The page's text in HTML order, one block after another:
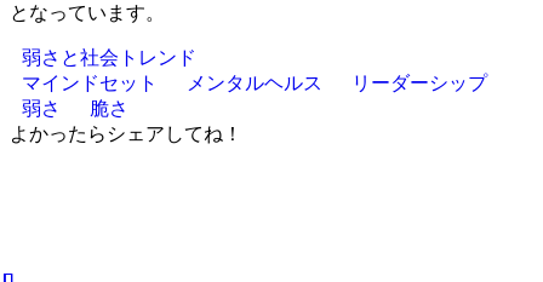
となっています。
弱さと社会トレンド
マインドセット
メンタルヘルス
リーダーシップ
弱さ
脆さ
よかったらシェアしてね！